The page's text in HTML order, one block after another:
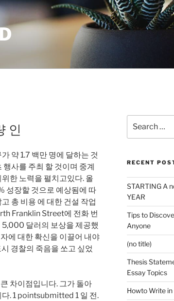
인
약 1.7 백만 명에 달하는 것
사를 주최 할 것이며 중계
한 노력을 펼치고있다. 올
성장할 것으로 예상됨에 따
총 비용 에 대한 건설 작업
Franklin Street에 전화 번
달러의 보상을 제공했
에 대한 확신을 이끌어 내야
경찰의 죽음을 쏘고 싶었
차이점입니다. 그가 돌아
. 1 pointsubmitted 1 일 전.
for:
RECENT
STARTING A
YEAR
Tips to
Anyone
(no title)
Thesis
Essay Topics
Howto Write